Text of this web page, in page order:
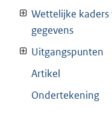
Wettelijke
gegevens
Uitgangspunten
Artikel
Ondertekening